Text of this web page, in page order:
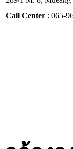
Call Center : 065-